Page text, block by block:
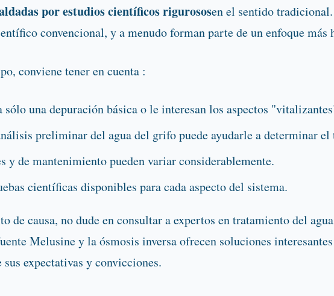
por estudios científicos rigurososen el sentido
convencional, y a menudo forman parte de un enfoque más
conviene tener en cuenta :
sólo una depuración básica o le interesan los aspectos
preliminar del agua del grifo puede ayudarle a determinar
y de mantenimiento pueden variar considerablemente.
científicas disponibles para cada aspecto del sistema.
de causa, no dude en consultar a expertos en tratamiento del
Melusine y la ósmosis inversa ofrecen soluciones
expectativas y convicciones.